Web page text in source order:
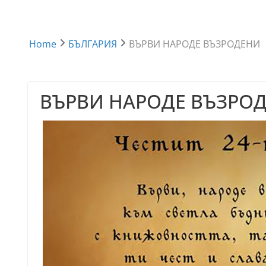
Home БЪЛГАРИЯ ВЪРВИ НАРОДЕ ВЪЗРОДЕНИ
ВЪРВИ НАРОДЕ